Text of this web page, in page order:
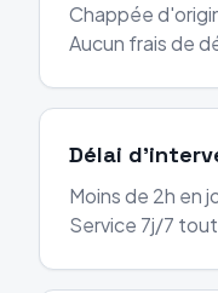
Chappée
Aucun frais de
Délai
Moins de 2h en
Service 7j/7